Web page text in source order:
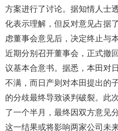
方案进行了讨论。据知情人士
化表示理解，但反对意见占据
虑董事会意见后，决定终止与
近期分别召开董事会，正式撤
议基本合意书。据悉，本田对
不满，而日产则对本田提出的
的分歧最终导致谈判破裂。此
了一个半月，最终因双方意见
这一结果或将影响两家公司未